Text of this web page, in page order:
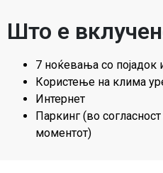
Што е
7 ноќевања со појадок
Користење на клима
Интернет
Паркинг (во
моментот)